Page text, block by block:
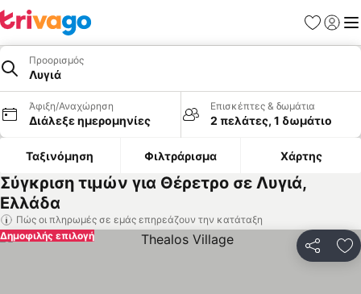
Προορισμός
Λυγιά
Άφιξη/Αναχώρηση
Διάλεξε ημερομηνίες
Επισκέπτες & δωμάτια
2 πελάτες, 1 δωμάτιο
Ταξινόμηση Φιλτράρισμα Χάρτης
Σύγκριση τιμών για Θέρετρο σε Λυγιά,
Ελλάδα
Πώς οι πληρωμές σε εμάς επηρεάζουν την κατάταξη
Δημοφιλής επιλογή